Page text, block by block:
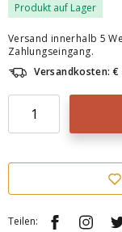
Produkt auf Lager
Versand innerhalb 5
Zahlungseingang.
Versandkosten: €
Teilen: